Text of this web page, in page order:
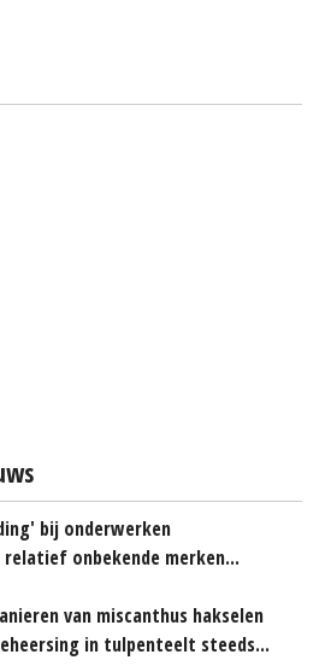
bij onderwerken
onbekende merken...
van miscanthus hakselen
in tulpenteelt steeds...